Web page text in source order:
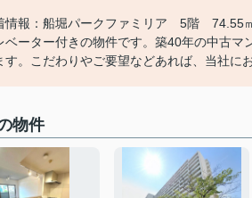
情報：船堀パークファミリア 5階 74.55
ベーター付きの物件です。築40年の中古
す。こだわりやご要望などあれば、当社に
物件